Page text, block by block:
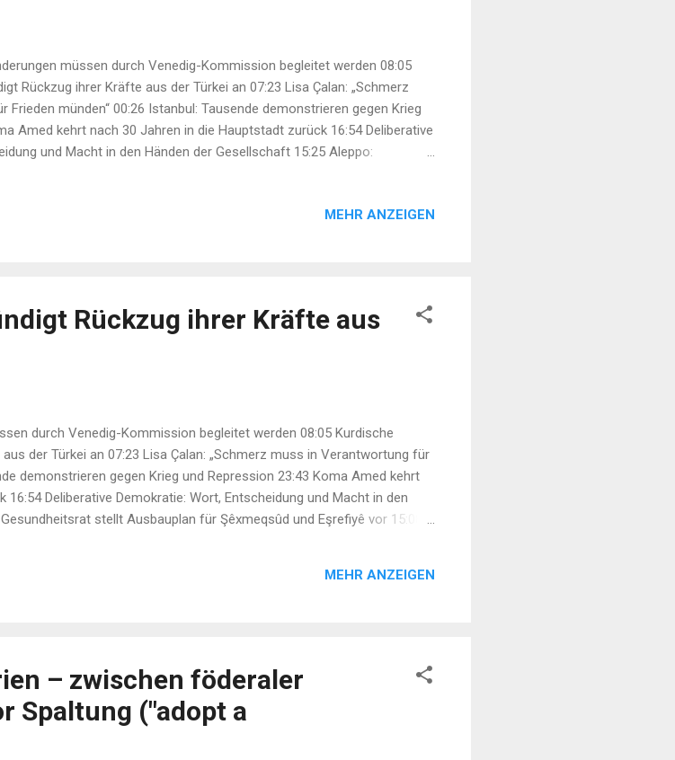
müssen durch Venedig-Kommission begleitet werden 08:05
Rückzug ihrer Kräfte aus der Türkei an 07:23 Lisa Çalan: „Schmerz
münden“ 00:26 Istanbul: Tausende demonstrieren gegen Krieg
Amed kehrt nach 30 Jahren in die Hauptstadt zurück 16:54 Deliberative
und Macht in den Händen der Gesellschaft 15:25 Aleppo:
MEHR ANZEIGEN
Rückzug ihrer Kräfte aus
durch Venedig-Kommission begleitet werden 08:05 Kurdische
der Türkei an 07:23 Lisa Çalan: „Schmerz muss in Verantwortung für
demonstrieren gegen Krieg und Repression 23:43 Koma Amed kehrt
Deliberative Demokratie: Wort, Entscheidung und Macht in den
stellt Ausbauplan für Şêxmeqsûd und Eşrefiyê vor 15:08
MEHR ANZEIGEN
– zwischen föderaler
Spaltung ("adopt a